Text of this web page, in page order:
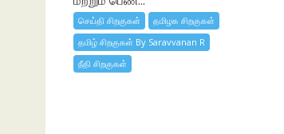
செய்தி சிறகுகள்
தமிழக சிறகுகள்
தமிழ் சிறகுகள் By Saravvanan R
நீதி சிறகுகள்